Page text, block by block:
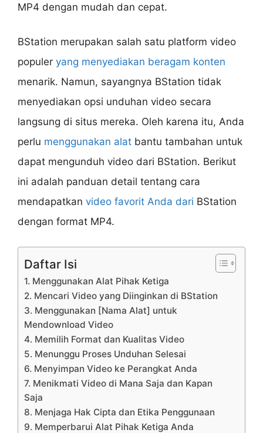
MP4 dengan mudah dan cepat.
BStation merupakan salah satu platform video
populer yang menyediakan beragam konten
menarik. Namun, sayangnya BStation tidak
menyediakan opsi unduhan video secara
langsung di situs mereka. Oleh karena itu, Anda
perlu menggunakan alat bantu tambahan untuk
dapat mengunduh video dari BStation. Berikut
ini adalah panduan detail tentang cara
mendapatkan video favorit Anda dari BStation
dengan format MP4.
Daftar Isi
1. Menggunakan Alat Pihak Ketiga
2. Mencari Video yang Diinginkan di BStation
3. Menggunakan [Nama Alat] untuk
Mendownload Video
4. Memilih Format dan Kualitas Video
5. Menunggu Proses Unduhan Selesai
6. Menyimpan Video ke Perangkat Anda
7. Menikmati Video di Mana Saja dan Kapan
Saja
8. Menjaga Hak Cipta dan Etika Penggunaan
9. Memperbarui Alat Pihak Ketiga Anda